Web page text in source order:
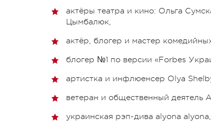
актёры театра и кино: Ольга
Цымбалюк,
актёр, блогер и мастер
блогер №1 по версии «Forbes
артистка и инфлюенсер Olya
ветеран и общественный деятель
украинская рэп-дива alyona alyona,